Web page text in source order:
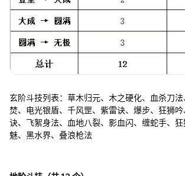
玄阶斗技列表：草木归元、木之硬化、血杀刀
焚、电光银盾、千风罡、紫雷诀、爆步、狂狮
诀、飞絮身法、血地八裂、影血闪、缠蛇手、
魅、黑水界、叠浪枪法